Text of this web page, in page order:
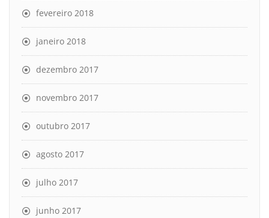
fevereiro 2018
janeiro 2018
dezembro 2017
novembro 2017
outubro 2017
agosto 2017
julho 2017
junho 2017